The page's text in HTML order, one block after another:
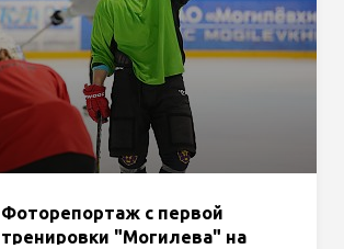
Фоторепортаж с первой
тренировки "Могилева" на